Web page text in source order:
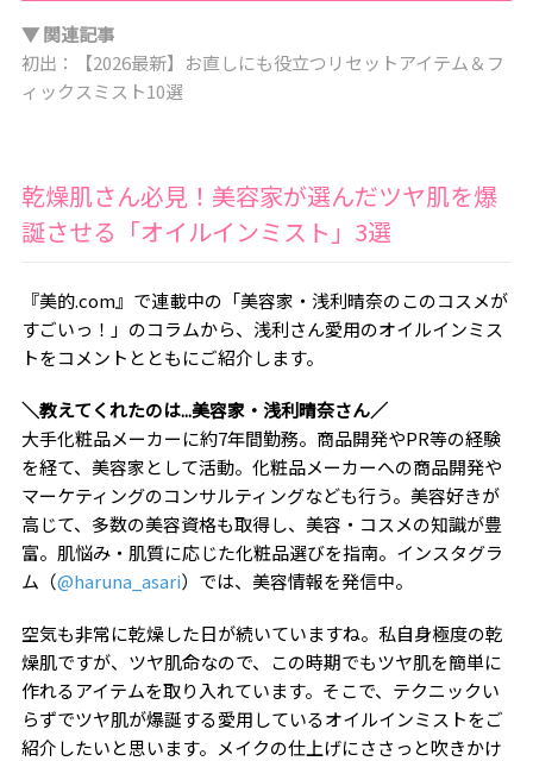
▼ 関連記事
初出：【2026最新】お直しにも役立つリセットアイテム＆フ
ィックスミスト10選
乾燥肌さん必見！美容家が選んだツヤ肌を爆
誕させる「オイルインミスト」3選
『美的.com』で連載中の「美容家・浅利晴奈のこのコスメが
すごいっ！」のコラムから、浅利さん愛用のオイルインミス
トをコメントとともにご紹介します。
＼教えてくれたのは...美容家・浅利晴奈さん／
大手化粧品メーカーに約7年間勤務。商品開発やPR等の経験
を経て、美容家として活動。化粧品メーカーへの商品開発や
マーケティングのコンサルティングなども行う。美容好きが
高じて、多数の美容資格も取得し、美容・コスメの知識が豊
富。肌悩み・肌質に応じた化粧品選びを指南。インスタグラ
ム（@haruna_asari）では、美容情報を発信中。
空気も非常に乾燥した日が続いていますね。私自身極度の乾
燥肌ですが、ツヤ肌命なので、この時期でもツヤ肌を簡単に
作れるアイテムを取り入れています。そこで、テクニックい
らずでツヤ肌が爆誕する愛用しているオイルインミストをご
紹介したいと思います。メイクの仕上げにささっと吹きかけ